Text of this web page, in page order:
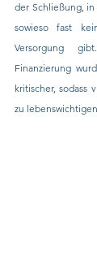
der Schließung,
sowieso fast
Versorgung
Finanzierung
kritischer, sodass
zu